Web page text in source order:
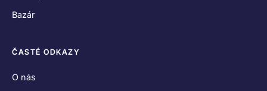
Bazár
ČASTÉ ODKAZY
O nás